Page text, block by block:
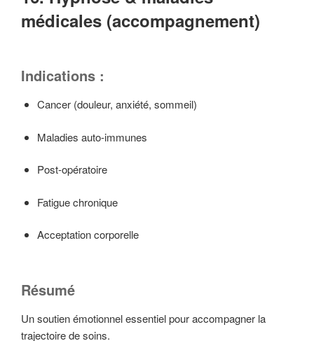
médicales (accompagnement)
Indications :
Cancer (douleur, anxiété, sommeil)
Maladies auto-immunes
Post-opératoire
Fatigue chronique
Acceptation corporelle
Résumé
Un soutien émotionnel essentiel pour accompagner la
trajectoire de soins.